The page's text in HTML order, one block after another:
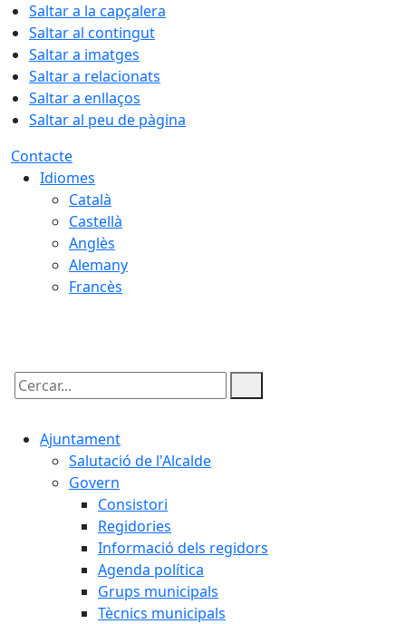
Saltar a la capçalera
Saltar al contingut
Saltar a imatges
Saltar a relacionats
Saltar a enllaços
Saltar al peu de pàgina
Contacte
Idiomes
Català
Castellà
Anglès
Alemany
Francès
Cercar:
Ajuntament
Salutació de l'Alcalde
Govern
Consistori
Regidories
Informació dels regidors
Agenda política
Grups municipals
Tècnics municipals